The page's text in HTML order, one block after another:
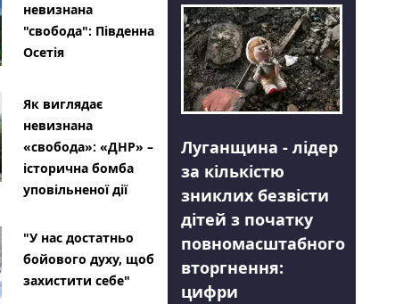
невизнана
"свобода": Південна
Осетія
Як виглядає
невизнана
«свобода»: «ДНР» –
історична бомба
уповільненої дії
"У нас достатньо
бойового духу, щоб
захистити себе"
Луганщина - лідер
за кількістю
зниклих безвісти
дітей з початку
повномасштабного
вторгнення:
цифри